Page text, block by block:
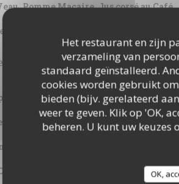
Het restaurant en zijn
verzameling van
standaard geïnstalleerd.
cookies worden gebruikt
bieden (bijv. gerelateerd
weer te geven. Klik op 'OK,
beheren. U kunt uw
OK,
Pomme Macaire, Jus corsé au Café
Coupe de Crémant
11 décembre
nos Soins
et ses Toasts, Chutney de Mangue
aux Morilles, Purée de Panais
de Crémant